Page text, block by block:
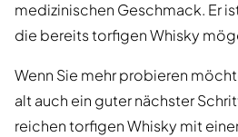
medizinischen Geschmack. Er
die bereits torfigen Whisky
Wenn Sie mehr probieren
alt auch ein guter nächster
reichen torfigen Whisky mit